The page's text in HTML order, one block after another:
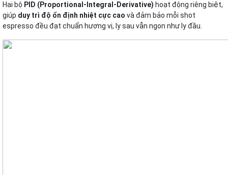
Hai bộ PID (Proportional-Integral-Derivative) hoạt động riêng biệt,
giúp duy trì độ ổn định nhiệt cực cao và đảm bảo mỗi shot
espresso đều đạt chuẩn hương vị, ly sau vẫn ngon như ly đầu.